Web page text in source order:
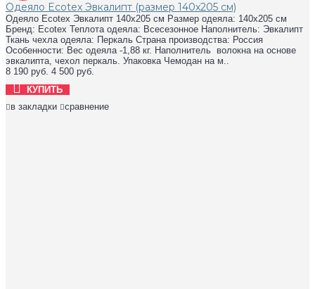
Одеяло Ecotex Эвкалипт (размер 140х205 см)
Одеяло Ecotex Эвкалипт 140х205 см Размер одеяла: 140х205 см
Бренд: Ecotex Теплота одеяла: Всесезонное Наполнитель: Эвкалипт
Ткань чехла одеяла: Перкаль Страна производства: Россия
Особенности: Вес одеяла -1,88 кг. Наполнитель волокна на основе
эвкалипта, чехол перкаль. Упаковка Чемодан на м..
8 190 руб. 4 500 руб.
КУПИТЬ
в закладки
сравнение